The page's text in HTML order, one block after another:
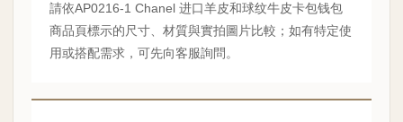
請依AP0216-1 Chanel 进口羊皮和球纹牛皮卡包钱包
商品頁標示的尺寸、材質與實拍圖片比較；如有特定使
用或搭配需求，可先向客服詢問。